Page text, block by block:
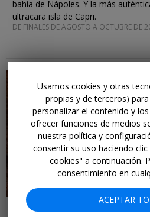
bahía de Nápoles. Y la más
ultracara isla de Capri.
DE FINALES DE AGOSTO A OCTUBRE DE
Inicia sesión para ver las tarifas
Usamos cookies y otras
propias y de terceros)
personalizar el contenido y
ofrecer funciones de medios
nuestra política y
consentir su uso haciendo
cookies" a continuación.
consentimiento en
ACEPTAR